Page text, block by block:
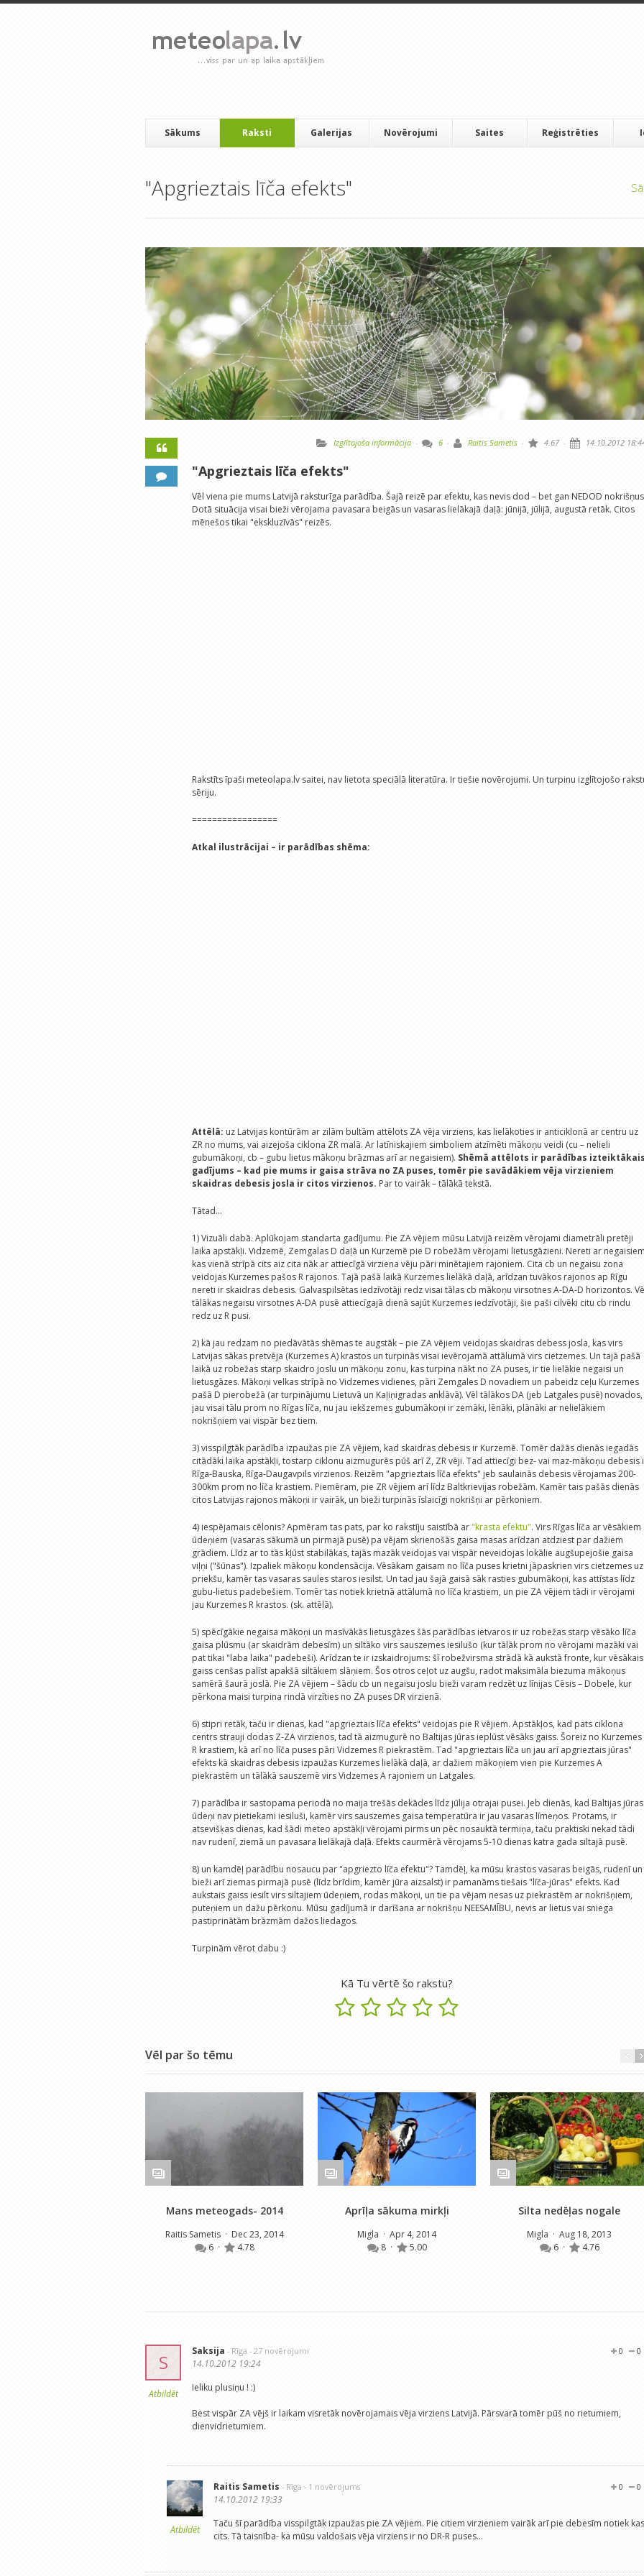
Sākums Raksti Galerijas Novērojumi Saites Reģistrēties
"Apgrieztais līča efekts"
Izglītojoša informācija · 6 · Raitis Sametis · 4.67 · 14.10.2012
"Apgrieztais līča efekts"
Vēl viena pie mums Latvijā raksturīga parādība. Šajā reizē par efektu, kas nevis dod – bet gan NEDOD
Dotā situācija visai bieži vērojama pavasara beigās un vasaras lielākajā daļā: jūnijā, jūlijā, augustā retāk. Citos
mēnešos tikai "ekskluzīvās" reizēs.
Rakstīts īpaši meteolapa.lv saitei, nav lietota speciālā literatūra. Ir tiešie novērojumi. Un turpinu izglītojošo
sēriju.
=================
Atkal ilustrācijai – ir parādības shēma:
Attēlā: uz Latvijas kontūrām ar zilām bultām attēlots ZA vēja virziens, kas lielākoties ir anticiklonā ar centru uz
ZR no mums, vai aizejoša ciklona ZR malā. Ar latīniskajiem simboliem atzīmēti mākoņu veidi (cu – nelieli
gubumākoņi, cb – gubu lietus mākoņu brāzmas arī ar negaisiem). Shēmā attēlots ir parādības
gadījums – kad pie mums ir gaisa strāva no ZA puses, tomēr pie savādākiem vēja virzieniem
skaidras debesis josla ir citos virzienos. Par to vairāk – tālākā tekstā.
Tātad...
1) Vizuāli dabā. Aplūkojam standarta gadījumu. Pie ZA vējiem mūsu Latvijā reizēm vērojami diametrāli pretēji
laika apstākļi. Vidzemē, Zemgalas D daļā un Kurzemē pie D robežām vērojami lietusgāzieni. Nereti ar
kas vienā strīpā cits aiz cita nāk ar attiecīgā virziena vēju pāri minētajiem rajoniem. Cita cb un negaisu zona
veidojas Kurzemes pašos R rajonos. Tajā pašā laikā Kurzemes lielākā daļā, arīdzan tuvākos rajonos ap Rīgu
nereti ir skaidras debesis. Galvaspilsētas iedzīvotāji redz visai tālas cb mākoņu virsotnes A-DA-D horizontos.
tālākas negaisu virsotnes A-DA pusē attiecīgajā dienā sajūt Kurzemes iedzīvotāji, šie paši cilvēki citu cb rindu
redz uz R pusi.
2) kā jau redzam no piedāvātās shēmas te augstāk – pie ZA vējiem veidojas skaidras debess josla, kas virs
Latvijas sākas pretvēja (Kurzemes A) krastos un turpinās visai ievērojamā attālumā virs cietzemes. Un tajā pašā
laikā uz robežas starp skaidro joslu un mākoņu zonu, kas turpina nākt no ZA puses, ir tie lielākie negaisi un
lietusgāzes. Mākoņi velkas strīpā no Vidzemes vidienes, pāri Zemgales D novadiem un pabeidz ceļu Kurzemes
pašā D pierobežā (ar turpinājumu Lietuvā un Kaļiņigradas anklāvā). Vēl tālākos DA (jeb Latgales pusē) novados,
jau visai tālu prom no Rīgas līča, nu jau iekšzemes gubumākoņi ir zemāki, lēnāki, plānāki ar nelielākiem
nokrišņiem vai vispār bez tiem.
3) visspilgtāk parādība izpaužas pie ZA vējiem, kad skaidras debesis ir Kurzemē. Tomēr dažās dienās iegadās
citādāki laika apstākļi, tostarp ciklonu aizmugurēs pūš arī Z, ZR vēji. Tad attiecīgi bez- vai maz-mākoņu debesis
Rīga-Bauska, Rīga-Daugavpils virzienos. Reizēm "apgrieztais līča efekts" jeb saulainās debesis vērojamas 200-
300km prom no līča krastiem. Piemēram, pie ZR vējiem arī līdz Baltkrievijas robežām. Kamēr tais pašās dienās
citos Latvijas rajonos mākoņi ir vairāk, un bieži turpinās īslaicīgi nokrišņi ar pērkoniem.
4) iespējamais cēlonis? Apmēram tas pats, par ko rakstīju saistībā ar "krasta efektu". Virs Rīgas līča ar vēsākiem
ūdeņiem (vasaras sākumā un pirmajā pusē) pa vējam skrienošās gaisa masas arīdzan atdziest par dažiem
grādiem. Līdz ar to tās kļūst stabilākas, tajās mazāk veidojas vai vispār neveidojas lokālie augšupejošie gaisa
viļņi ("šūnas"). Izpaliek mākoņu kondensācija. Vēsākam gaisam no līča puses krietni jāpaskrien virs cietzemes uz
priekšu, kamēr tas vasaras saules staros iesilst. Un tad jau šajā gaisā sāk rasties gubumākoņi, kas attīstas līdz
gubu-lietus padebešiem. Tomēr tas notiek krietnā attālumā no līča krastiem, un pie ZA vējiem tādi ir vērojami
jau Kurzemes R krastos. (sk. attēlā).
5) spēcīgākie negaisa mākoņi un masīvākās lietusgāzes šās parādības ietvaros ir uz robežas starp vēsāko līča
gaisa plūsmu (ar skaidrām debesīm) un siltāko virs sauszemes iesilušo (kur tālāk prom no vērojami mazāki vai
pat tikai "laba laika" padebeši). Arīdzan te ir izskaidrojums: šī robežvirsma strādā kā aukstā fronte, kur vēsākais
gaiss cenšas palīst apakšā siltākiem slāņiem. Šos otros ceļot uz augšu, radot maksimāla biezuma mākoņus
samērā šaurā joslā. Pie ZA vējiem – šādu cb un negaisu joslu bieži varam redzēt uz līnijas Cēsis – Dobele, kur
pērkona maisi turpina rindā virzīties no ZA puses DR virzienā.
6) stipri retāk, taču ir dienas, kad "apgrieztais līča efekts" veidojas pie R vējiem. Apstākļos, kad pats ciklona
centrs strauji dodas Z-ZA virzienos, tad tā aizmugurē no Baltijas jūras ieplūst vēsāks gaiss. Šoreiz no Kurzemes
R krastiem, kā arī no līča puses pāri Vidzemes R piekrastēm. Tad "apgrieztais līča un jau arī apgrieztais jūras"
efekts kā skaidras debesis izpaužas Kurzemes lielākā daļā, ar dažiem mākoņiem vien pie Kurzemes A
piekrastēm un tālākā sauszemē virs Vidzemes A rajoniem un Latgales.
7) parādība ir sastopama periodā no maija trešās dekādes līdz jūlija otrajai pusei. Jeb dienās, kad Baltijas jūras
ūdeņi nav pietiekami iesiluši, kamēr virs sauszemes gaisa temperatūra ir jau vasaras līmeņos. Protams, ir
atsevišķas dienas, kad šādi meteo apstākļi vērojami pirms un pēc nosauktā termiņa, taču praktiski nekad tādi
nav rudenī, ziemā un pavasara lielākajā daļā. Efekts caurmērā vērojams 5-10 dienas katra gada siltajā pusē.
8) un kamdēļ parādību nosaucu par "apgriezto līča efektu"? Tamdēļ, ka mūsu krastos vasaras beigās, rudenī un
bieži arī ziemas pirmajā pusē (līdz brīdim, kamēr jūra aizsalst) ir pamanāms tiešais "līča-jūras" efekts. Kad
aukstais gaiss iesilt virs siltajiem ūdeņiem, rodas mākoņi, un tie pa vējam nesas uz piekrastēm ar nokrišņiem,
puteņiem un dažu pērkonu. Mūsu gadījumā ir darīšana ar nokrišņu NEESAMĪBU, nevis ar lietus vai sniega
pastiprinātām brāzmām dažos liedagos.
Turpinām vērot dabu :)
Kā Tu vērtē šo rakstu?
Vēl par šo tēmu
Mans meteogads- 2014
Raitis Sametis · Dec 23, 2014
6 · 4.78
Aprīļa sākuma mirkļi
Migla · Apr 4, 2014
8 · 5.00
Silta nedēļas nogale
Migla · Aug 18, 2013
6 · 4.76
S
Atbildēt
Saksija - Rīga - 27 novērojumi 0
0
14.10.2012 19:24
Ieliku plusiņu ! :)
Best vispār ZA vējš ir laikam visretāk novērojamais vēja virziens Latvijā. Pārsvarā tomēr pūš no rietumiem,
dienvidrietumiem.
Atbildēt
Raitis Sametis - Rīga - 1 novērojums 0
0
14.10.2012 19:33
Taču šī parādība visspilgtāk izpaužas pie ZA vējiem. Pie citiem virzieniem vairāk arī pie debesīm notiek kas
cits. Tā taisnība- ka mūsu valdošais vēja virziens ir no DR-R puses...